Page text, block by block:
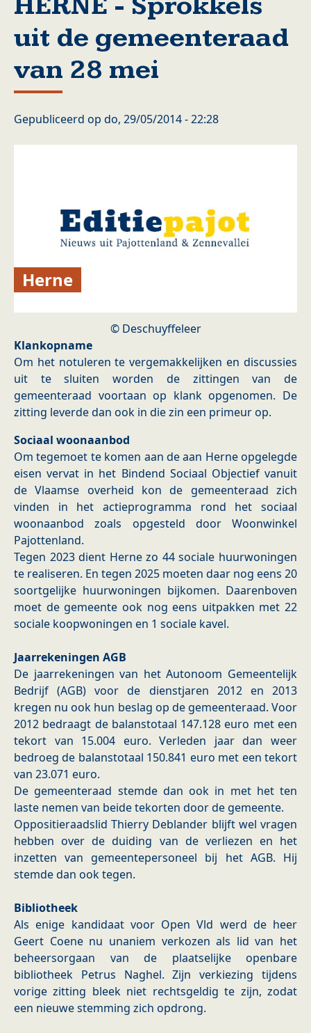
uit de gemeenteraad
van 28 mei
Gepubliceerd op do, 29/05/2014 - 22:28
Herne
© Deschuyffeleer
Klankopname
Om het notuleren te vergemakkelijken en discussies
uit te sluiten worden de zittingen van de
gemeenteraad voortaan op klank opgenomen. De
zitting leverde dan ook in die zin een primeur op.
Sociaal woonaanbod
Om tegemoet te komen aan de aan Herne opgelegde
eisen vervat in het Bindend Sociaal Objectief vanuit
de Vlaamse overheid kon de gemeenteraad zich
vinden in het actieprogramma rond het sociaal
woonaanbod zoals opgesteld door Woonwinkel
Pajottenland.
Tegen 2023 dient Herne zo 44 sociale huurwoningen
te realiseren. En tegen 2025 moeten daar nog eens 20
soortgelijke huurwoningen bijkomen. Daarenboven
moet de gemeente ook nog eens uitpakken met 22
sociale koopwoningen en 1 sociale kavel.
Jaarrekeningen AGB
De jaarrekeningen van het Autonoom Gemeentelijk
Bedrijf (AGB) voor de dienstjaren 2012 en 2013
kregen nu ook hun beslag op de gemeenteraad. Voor
2012 bedraagt de balanstotaal 147.128 euro met een
tekort van 15.004 euro. Verleden jaar dan weer
bedroeg de balanstotaal 150.841 euro met een tekort
van 23.071 euro.
De gemeenteraad stemde dan ook in met het ten
laste nemen van beide tekorten door de gemeente.
Oppositieraadslid Thierry Deblander blijft wel vragen
hebben over de duiding van de verliezen en het
inzetten van gemeentepersoneel bij het AGB. Hij
stemde dan ook tegen.
Bibliotheek
Als enige kandidaat voor Open Vld werd de heer
Geert Coene nu unaniem verkozen als lid van het
beheersorgaan van de plaatselijke openbare
bibliotheek Petrus Naghel. Zijn verkiezing tijdens
vorige zitting bleek niet rechtsgeldig te zijn, zodat
een nieuwe stemming zich opdrong.